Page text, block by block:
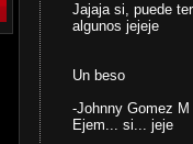
Jajaja si, puede
algunos jejeje
Un beso
-Johnny Gomez M
Ejem... si... jeje